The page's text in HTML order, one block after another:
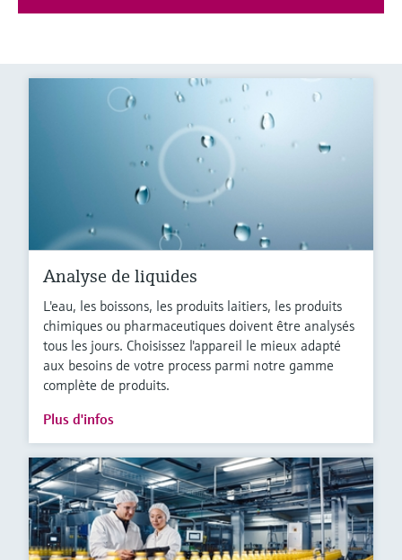
Analyse de liquides
L'eau, les boissons, les produits laitiers, les produits
chimiques ou pharmaceutiques doivent être analysés
tous les jours. Choisissez l'appareil le mieux adapté
aux besoins de votre process parmi notre gamme
complète de produits.
Plus d'infos